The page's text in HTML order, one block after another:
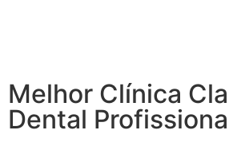
Melhor Clínica
Dental